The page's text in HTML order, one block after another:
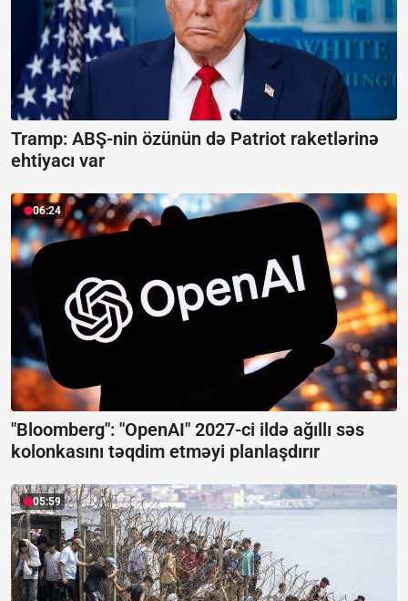
Tramp: ABŞ-nin özünün də Patriot raketlərinə
ehtiyacı var
06:24
"Bloomberg": "OpenAI" 2027-ci ildə ağıllı səs
kolonkasını təqdim etməyi planlaşdırır
05:59